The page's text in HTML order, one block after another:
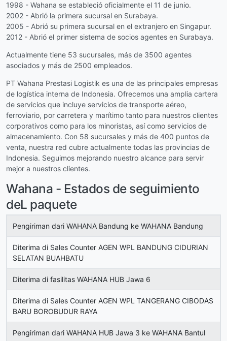
1998 - Wahana se estableció oficialmente el 11 de junio.
2002 - Abrió la primera sucursal en Surabaya.
2005 - Abrió su primera sucursal en el extranjero en Singapur.
2012 - Abrió el primer sistema de socios agentes en Surabaya.
Actualmente tiene 53 sucursales, más de 3500 agentes
asociados y más de 2500 empleados.
PT Wahana Prestasi Logistik es una de las principales empresas
de logística interna de Indonesia. Ofrecemos una amplia cartera
de servicios que incluye servicios de transporte aéreo,
ferroviario, por carretera y marítimo tanto para nuestros clientes
corporativos como para los minoristas, así como servicios de
almacenamiento. Con 58 sucursales y más de 400 puntos de
venta, nuestra red cubre actualmente todas las provincias de
Indonesia. Seguimos mejorando nuestro alcance para servir
mejor a nuestros clientes.
Wahana - Estados de seguimiento
deL paquete
Pengiriman dari WAHANA Bandung ke WAHANA Bandung
Diterima di Sales Counter AGEN WPL BANDUNG CIDURIAN
SELATAN BUAHBATU
Diterima di fasilitas WAHANA HUB Jawa 6
Diterima di Sales Counter AGEN WPL TANGERANG CIBODAS
BARU BOROBUDUR RAYA
Pengiriman dari WAHANA HUB Jawa 3 ke WAHANA Bantul